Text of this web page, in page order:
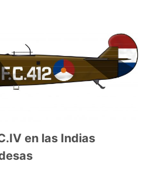
en las Indias